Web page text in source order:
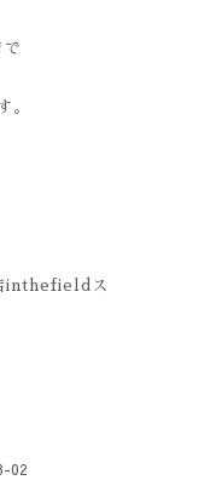
で
。
inthefieldス
02